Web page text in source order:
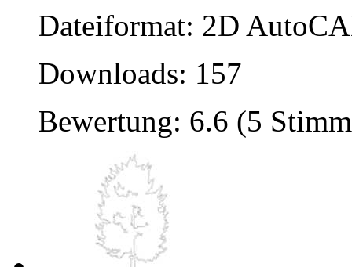
Dateiformat: 2D
Downloads: 157
Bewertung: 6.6 (5